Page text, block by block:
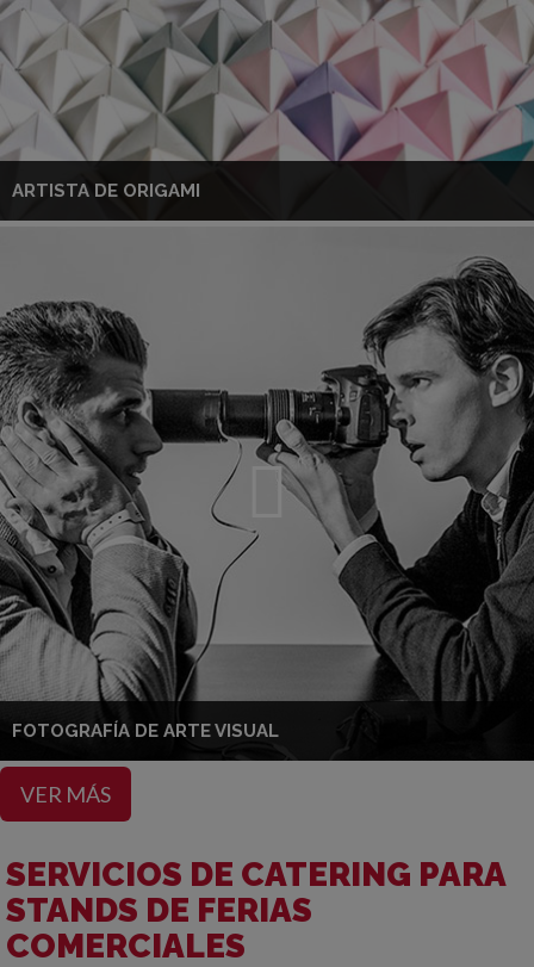
ARTISTA DE ORIGAMI
FOTOGRAFÍA DE ARTE VISUAL
VER MÁS
SERVICIOS DE CATERING PARA
STANDS DE FERIAS
COMERCIALES